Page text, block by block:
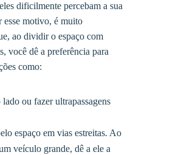
dificilmente percebam a sua
esse motivo, é muito
ao dividir o espaço com
você dê a preferência para
como:
lado ou fazer ultrapassagens
espaço em vias estreitas. Ao
veículo grande, dê a ele a